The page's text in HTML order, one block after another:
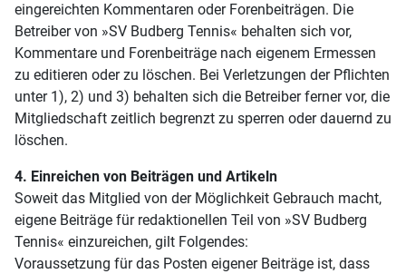
eingereichten Kommentaren oder Forenbeiträgen. Die
Betreiber von »SV Budberg Tennis« behalten sich vor,
Kommentare und Forenbeiträge nach eigenem Ermessen
zu editieren oder zu löschen. Bei Verletzungen der Pflichten
unter 1), 2) und 3) behalten sich die Betreiber ferner vor, die
Mitgliedschaft zeitlich begrenzt zu sperren oder dauernd zu
löschen.
4. Einreichen von Beiträgen und Artikeln
Soweit das Mitglied von der Möglichkeit Gebrauch macht,
eigene Beiträge für redaktionellen Teil von »SV Budberg
Tennis« einzureichen, gilt Folgendes:
Voraussetzung für das Posten eigener Beiträge ist, dass